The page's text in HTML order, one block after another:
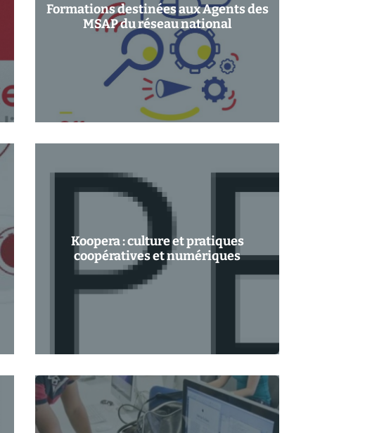
Formations destinées aux Agents des
MSAP du réseau national
Koopera : culture et pratiques
coopératives et numériques